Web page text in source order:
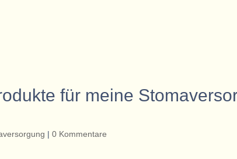
für meine
|0 Kommentare